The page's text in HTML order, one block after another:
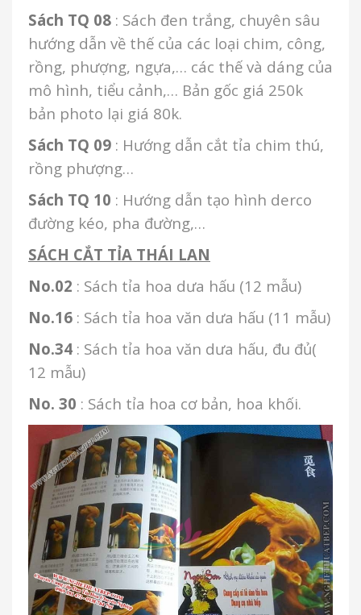
Sách TQ 08 : Sách đen trắng, chuyên sâu
hướng dẫn về thế của các loại chim, công,
rồng, phượng, ngựa,… các thế và dáng của
mô hình, tiểu cảnh,… Bản gốc giá 250k
bản photo lại giá 80k.
Sách TQ 09 : Hướng dẫn cắt tỉa chim thú,
rồng phượng…
Sách TQ 10 : Hướng dẫn tạo hình derco
đường kéo, pha đường,…
SÁCH CẮT TỈA THÁI LAN
No.02 : Sách tỉa hoa dưa hấu (12 mẫu)
No.16 : Sách tỉa hoa văn dưa hấu (11 mẫu)
No.34 : Sách tỉa hoa văn dưa hấu, đu đủ(
12 mẫu)
No. 30 : Sách tỉa hoa cơ bản, hoa khối.